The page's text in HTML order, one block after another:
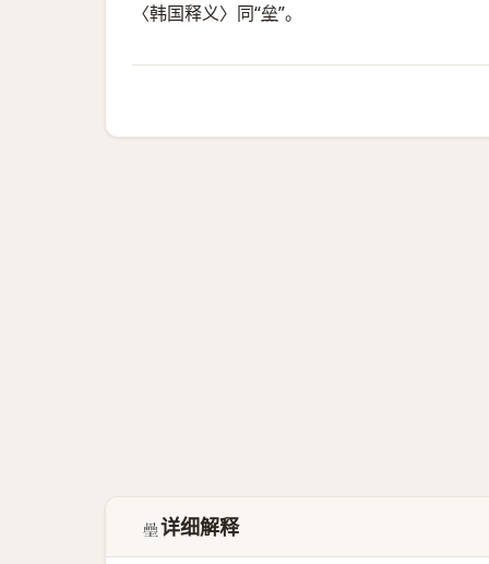
〈韩国释义〉同“垒”。
𭐍详细解释